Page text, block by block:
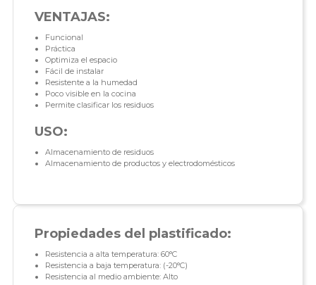
VENTAJAS:
Funcional
Práctica
Optimiza el espacio
Fácil de instalar
Resistente a la humedad
Poco visible en la cocina
Permite clasificar los residuos
USO:
Almacenamiento de residuos
Almacenamiento de productos y electrodomésticos
Propiedades del plastificado:
Resistencia a alta temperatura: 60°C
Resistencia a baja temperatura: (-20°C)
Resistencia al medio ambiente: Alto